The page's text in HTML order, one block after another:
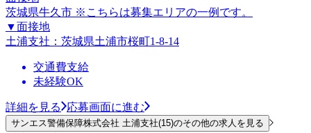
茨城県牛久市 ※こちらは募集エリアの一例です。
▼面接地
土浦支社：茨城県土浦市桜町1-8-14
交通費支給
未経験OK
詳細を見る 応募画面に進む
サンエス警備保障株式会社 土浦支社(15)のその他の求人を見る